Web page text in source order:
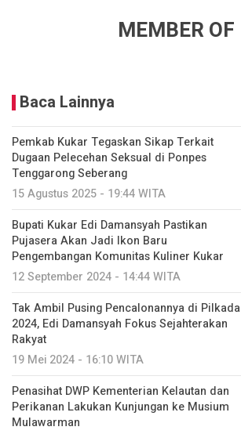
MEMBER OF
Baca Lainnya
Pemkab Kukar Tegaskan Sikap Terkait
Dugaan Pelecehan Seksual di Ponpes
Tenggarong Seberang
15 Agustus 2025 - 19:44 WITA
Bupati Kukar Edi Damansyah Pastikan
Pujasera Akan Jadi Ikon Baru
Pengembangan Komunitas Kuliner Kukar
12 September 2024 - 14:44 WITA
Tak Ambil Pusing Pencalonannya di Pilkada
2024, Edi Damansyah Fokus Sejahterakan
Rakyat
19 Mei 2024 - 16:10 WITA
Penasihat DWP Kementerian Kelautan dan
Perikanan Lakukan Kunjungan ke Musium
Mulawarman